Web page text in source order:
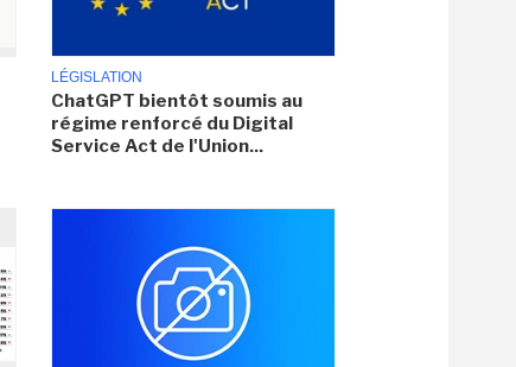
LÉGISLATION
ChatGPT bientôt soumis au
régime renforcé du Digital
Service Act de l'Union...